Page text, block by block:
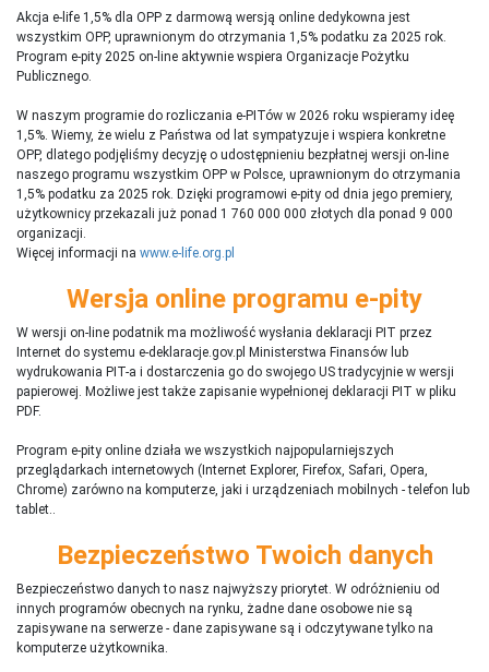
Akcja e-life 1,5% dla OPP z darmową wersją online dedykowna jest
wszystkim OPP, uprawnionym do otrzymania 1,5% podatku za 2025 rok.
Program e-pity 2025 on-line aktywnie wspiera Organizacje Pożytku
Publicznego.
W naszym programie do rozliczania e-PITów w 2026 roku wspieramy ideę
1,5%. Wiemy, że wielu z Państwa od lat sympatyzuje i wspiera konkretne
OPP, dlatego podjęliśmy decyzję o udostępnieniu bezpłatnej wersji on-line
naszego programu wszystkim OPP w Polsce, uprawnionym do otrzymania
1,5% podatku za 2025 rok. Dzięki programowi e-pity od dnia jego premiery,
użytkownicy przekazali już ponad 1 760 000 000 złotych dla ponad 9 000
organizacji.
Więcej informacji na www.e-life.org.pl
Wersja online programu e-pity
W wersji on-line podatnik ma możliwość wysłania deklaracji PIT przez
Internet do systemu e-deklaracje.gov.pl Ministerstwa Finansów lub
wydrukowania PIT-a i dostarczenia go do swojego US tradycyjnie w wersji
papierowej. Możliwe jest także zapisanie wypełnionej deklaracji PIT w pliku
PDF.
Program e-pity online działa we wszystkich najpopularniejszych
przeglądarkach internetowych (Internet Explorer, Firefox, Safari, Opera,
Chrome) zarówno na komputerze, jaki i urządzeniach mobilnych - telefon lub
tablet..
Bezpieczeństwo Twoich danych
Bezpieczeństwo danych to nasz najwyższy priorytet. W odróżnieniu od
innych programów obecnych na rynku, żadne dane osobowe nie są
zapisywane na serwerze - dane zapisywane są i odczytywane tylko na
komputerze użytkownika.